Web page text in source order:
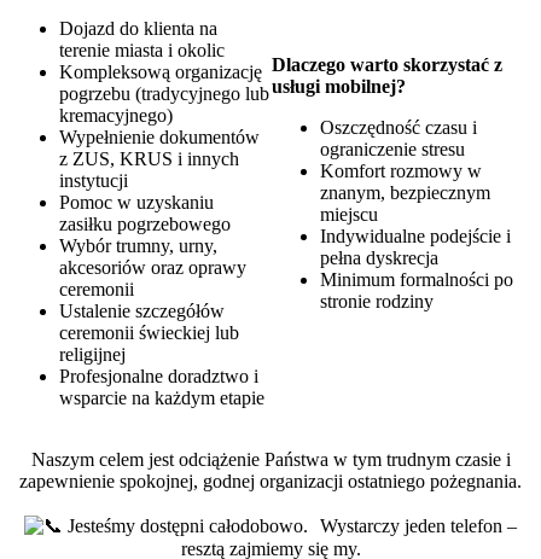
Dojazd do klienta na
terenie miasta i okolic
Kompleksową organizację
pogrzebu (tradycyjnego lub
kremacyjnego)
Wypełnienie dokumentów
z ZUS, KRUS i innych
instytucji
Pomoc w uzyskaniu
zasiłku pogrzebowego
Wybór trumny, urny,
akcesoriów oraz oprawy
ceremonii
Ustalenie szczegółów
ceremonii świeckiej lub
religijnej
Profesjonalne doradztwo i
wsparcie na każdym etapie
Dlaczego warto skorzystać z
usługi mobilnej?
Oszczędność czasu i
ograniczenie stresu
Komfort rozmowy w
znanym, bezpiecznym
miejscu
Indywidualne podejście i
pełna dyskrecja
Minimum formalności po
stronie rodziny
Naszym celem jest odciążenie Państwa w tym trudnym czasie i
zapewnienie spokojnej, godnej organizacji ostatniego pożegnania.
Jesteśmy dostępni całodobowo. Wystarczy jeden telefon –
resztą zajmiemy się my.